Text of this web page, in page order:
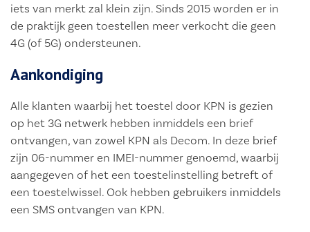
iets van merkt zal klein zijn. Sinds 2015 worden er in
de praktijk geen toestellen meer verkocht die geen
4G (of 5G) ondersteunen.
Aankondiging
Alle klanten waarbij het toestel door KPN is gezien
op het 3G netwerk hebben inmiddels een brief
ontvangen, van zowel KPN als Decom. In deze brief
zijn 06-nummer en IMEI-nummer genoemd, waarbij
aangegeven of het een toestelinstelling betreft of
een toestelwissel. Ook hebben gebruikers inmiddels
een SMS ontvangen van KPN.